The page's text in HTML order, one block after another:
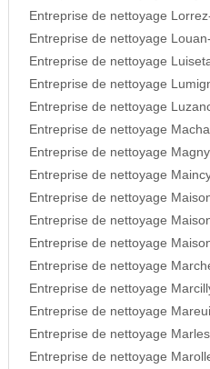
Entreprise de nettoyage
Entreprise de nettoyage
Entreprise de nettoyage
Entreprise de nettoyage
Entreprise de nettoyage
Entreprise de nettoyage
Entreprise de nettoyage
Entreprise de nettoyage
Entreprise de nettoyage
Entreprise de nettoyage
Entreprise de nettoyage
Entreprise de nettoyage
Entreprise de nettoyage
Entreprise de nettoyage
Entreprise de nettoyage
Entreprise de nettoyage